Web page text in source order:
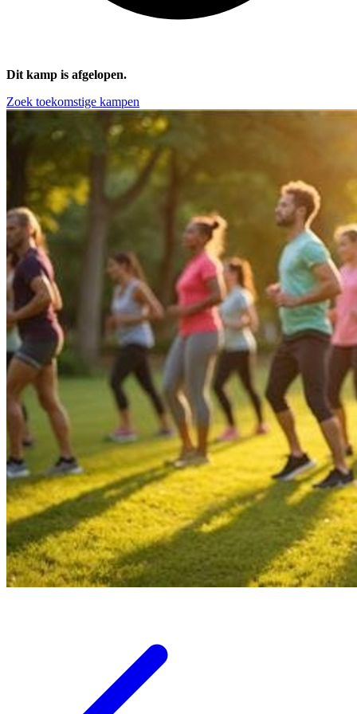
Dit kamp is afgelopen.
Zoek toekomstige kampen